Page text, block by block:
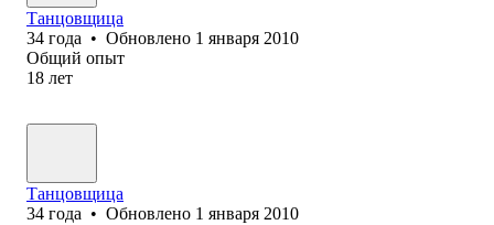
Танцовщица
34 года • Обновлено 1 января 2010
Общий опыт
18 лет
Танцовщица
34 года • Обновлено 1 января 2010